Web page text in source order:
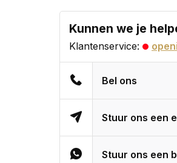
Kunnen we je
Klantenservice:
Bel ons
Stuur ons een
Stuur ons een